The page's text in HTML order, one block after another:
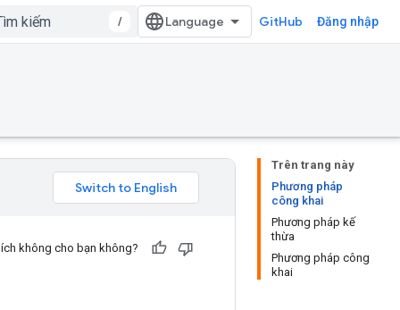
/ GitHub Đăng nhập
Trên trang này
Phương pháp
công khai
Phương pháp kế
thừa
Phương pháp công
khai
không cho bạn không?